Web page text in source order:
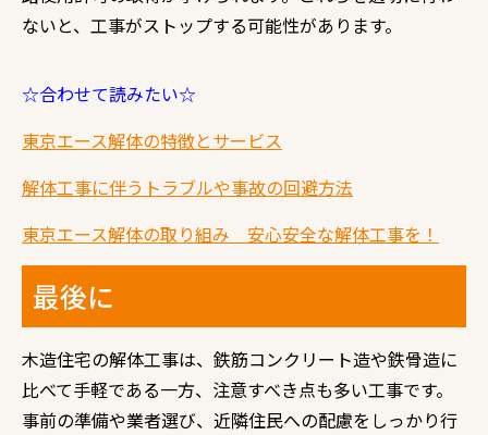
ないと、工事がストップする可能性があります。
☆合わせて読みたい☆
東京エース解体の特徴とサービス
解体工事に伴うトラブルや事故の回避方法
東京エース解体の取り組み 安心安全な解体工事を！
最後に
木造住宅の解体工事は、鉄筋コンクリート造や鉄骨造に
比べて手軽である一方、注意すべき点も多い工事です。
事前の準備や業者選び、近隣住民への配慮をしっかり行